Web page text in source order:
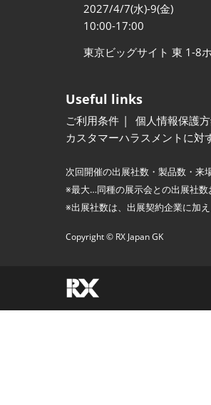
2027/4/7(水)-9(金)
10:00-17:00
東京ビッグサイト 東 1-8
Useful links
ご利用条件 個人情報保護
カスタマーハラスメントに対
次回開催の出展社数・製品数・来
※最大…同種の展示会との出展社数
※出展社数は、出展契約企業に加
Copyright © RX Japan GK